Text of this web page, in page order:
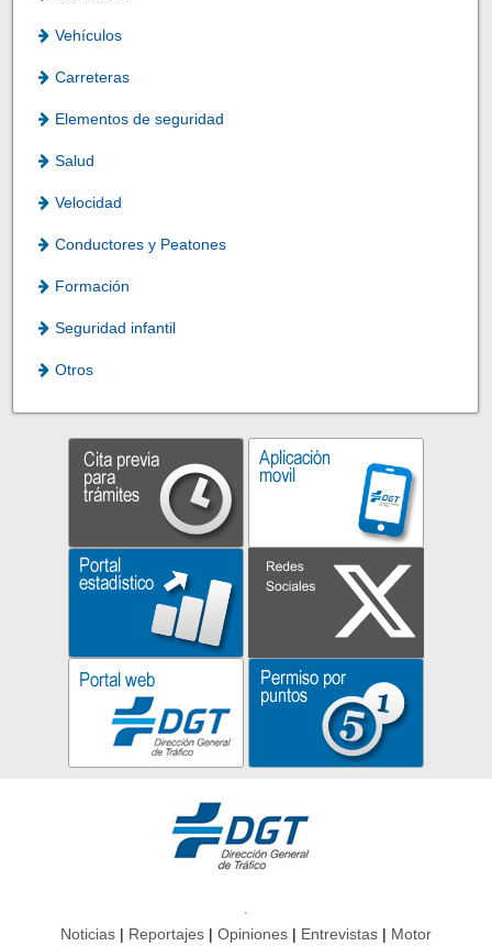
Vehículos
Carreteras
Elementos de seguridad
Salud
Velocidad
Conductores y Peatones
Formación
Seguridad infantil
Otros
Noticias Reportajes Opiniones Entrevistas Motor